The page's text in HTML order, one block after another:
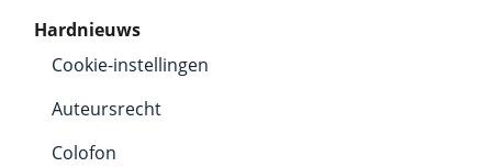
Hardnieuws
Cookie-instellingen
Auteursrecht
Colofon